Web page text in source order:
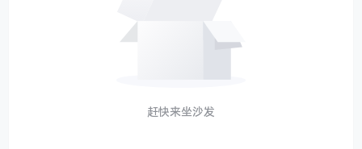
赶快来坐沙发